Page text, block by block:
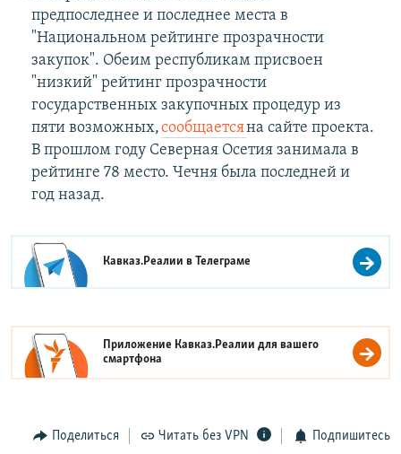
предпоследнее и последнее места в
"Национальном рейтинге прозрачности
закупок". Обеим республикам присвоен
"низкий" рейтинг прозрачности
государственных закупочных процедур из
пяти возможных,сообщаетсяна сайте проекта.
В прошлом году Северная Осетия занимала в
рейтинге 78 место. Чечня была последней и
год назад.
Кавказ.Реалии вТелеграме
Приложение Кавказ.Реалии для вашего
смартфона
Поделиться Читать без VPN Подпишитесь